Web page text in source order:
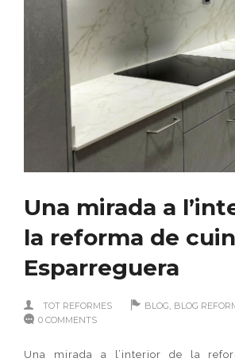
Una mirada a
la reforma de
Esparreguera
TOT REFORMES BLOG, BLOG
0 COMMENTS
Una mirada a l’interior de la